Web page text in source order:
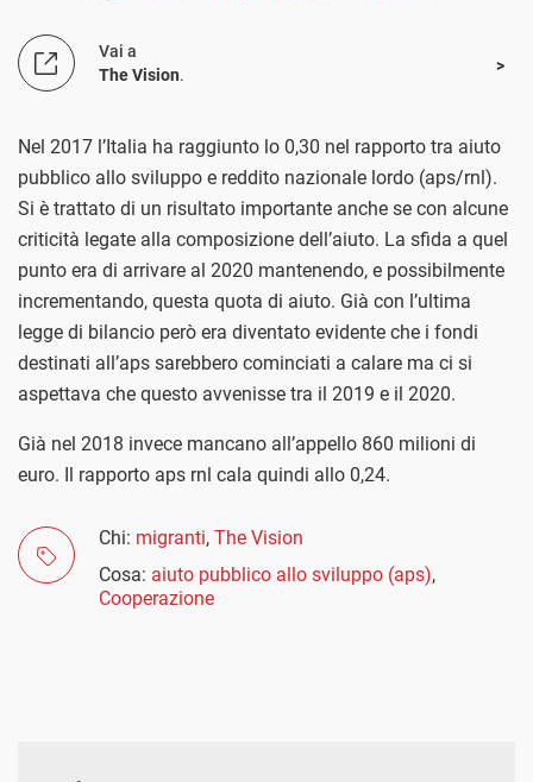
Vai a
The Vision.
Nel 2017 l’Italia ha raggiunto lo 0,30 nel rapporto tra aiuto
pubblico allo sviluppo e reddito nazionale lordo (aps/rnl).
Si è trattato di un risultato importante anche se con alcune
criticità legate alla composizione dell’aiuto. La sfida a quel
punto era di arrivare al 2020 mantenendo, e possibilmente
incrementando, questa quota di aiuto. Già con l’ultima
legge di bilancio però era diventato evidente che i fondi
destinati all’aps sarebbero cominciati a calare ma ci si
aspettava che questo avvenisse tra il 2019 e il 2020.
Già nel 2018 invece mancano all’appello 860 milioni di
euro. Il rapporto aps rnl cala quindi allo 0,24.
Chi: migranti, The Vision
Cosa: aiuto pubblico allo sviluppo (aps),
Cooperazione